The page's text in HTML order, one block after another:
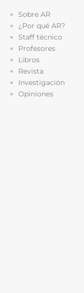
Sobre AR
¿Por qué AR?
Staff técnico
Profesores
Libros
Revista
Investigación
Opiniones